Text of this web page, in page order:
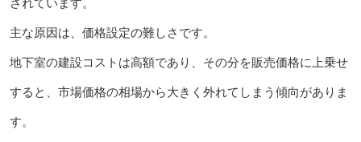
されています。
主な原因は、価格設定の難しさです。
地下室の建設コストは高額であり、その分を販売価格に上乗せ
すると、市場価格の相場から大きく外れてしまう傾向がありま
す。